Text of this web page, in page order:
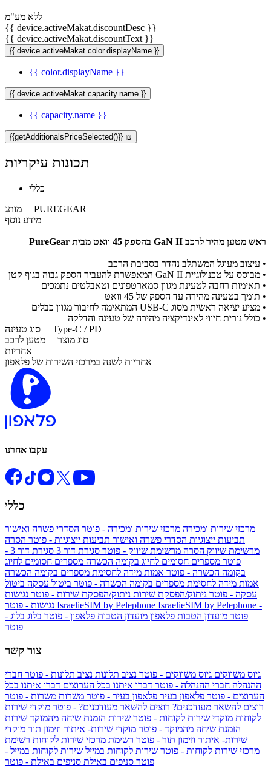
ללא מע"מ
{{ device.activeMakat.discountDesc }}
{{ device.activeMakat.discountText }}
{{ device.activeMakat.color.displayName }}
{{ color.displayName }}
{{ device.activeMakat.capacity.name }}
{{ capacity.name }}
{{getAdditionalsPriceSelected()}} ₪
תכונות עיקריות
כללי
מותג PUREGEAR
מידע נוסף
ראש מטען מהיר לרכב GaN II בהספק 45 וואט מבית PureGear
• עיצוב מעוגל המשתלב נהדר בסביבת הרכב
• מבוסס על טכנולוגיית GaN II המאפשרת להעביר הספק גבוה בגוף קטן
• תאימות רחבה לטעינת מגוון סמארטפונים וטאבלטים נתמכים
• תומך בטעינה מהירה עד הספק של 45 וואט
• מציע יציאה ראשית מסוג USB-C המתאימה לחיבור מגוון כבלים
• כולל נורית חיווי לאינדיקציה מהירה של טעינה והדלקה
סוג טעינה Type-C / PD
סוג מוצר מטען לרכב
אחריות
אחריות לשנה במרכזי השירות של פלאפון
עקבו אחרנו
כללי
מרכזי שירות ומכירה מרכזי שירות ומכירה - פוטר הסדרי פשרה ואישור
תביעות ייצוגיות הסדרי פשרה ואישור תביעות ייצוגיות - פוטר הסרה
מרשימת שיווק הסרה מרשימת שיווק - פוטר סגירת דור 3
סגירת דור 3 -
פוטר מספרים חסומים לחיוג בקומה הכשרה מספרים חסומים לחיוג
בקומה הכשרה - פוטר אמות מידה לחסימת מספרים בקומה הכשרה
אמות מידה לחסימת מספרים בקומה הכשרה - פוטר ביטול עסקה ביטול
עסקה - פוטר ניתוק/הפסקת שירות ניתוק/הפסקת שירות - פוטר נגישות
IsraelieSIM by Pelephone IsraelieSIM by Pelephone -
פוטר מועדון הטבות פלאפון מועדון הטבות פלאפון - פוטר בלוג בלוג -
פוטר
צור קשר
גיוס משווקים גיוס משווקים - פוטר נציב תלונות נציב תלונות - פוטר חברי
ההנהלה חברי ההנהלה - פוטר דברו איתנו בכל הערוצים דברו איתנו בכל
הערוצים - פוטר פלאפון בעיר פלאפון בעיר - פוטר משרות משרות - פוטר
רוצים להשאר מעודכנים? רוצים להשאר מעודכנים? - פוטר מוקדי שירות
לקוחות מוקדי שירות לקוחות - פוטר שירות הזמנת שיחה מהמוקד שירות
הזמנת שיחה מהמוקד - פוטר מוקדי שירות- איתור וזימון תור מוקדי
שירות- איתור וזימון תור - פוטר רשימת מרכזי שירות לקוחות רשימת
מרכזי שירות לקוחות - פוטר שירות לקוחות במייל שירות לקוחות במייל -
פוטר סניפים באילת סניפים באילת - פוטר